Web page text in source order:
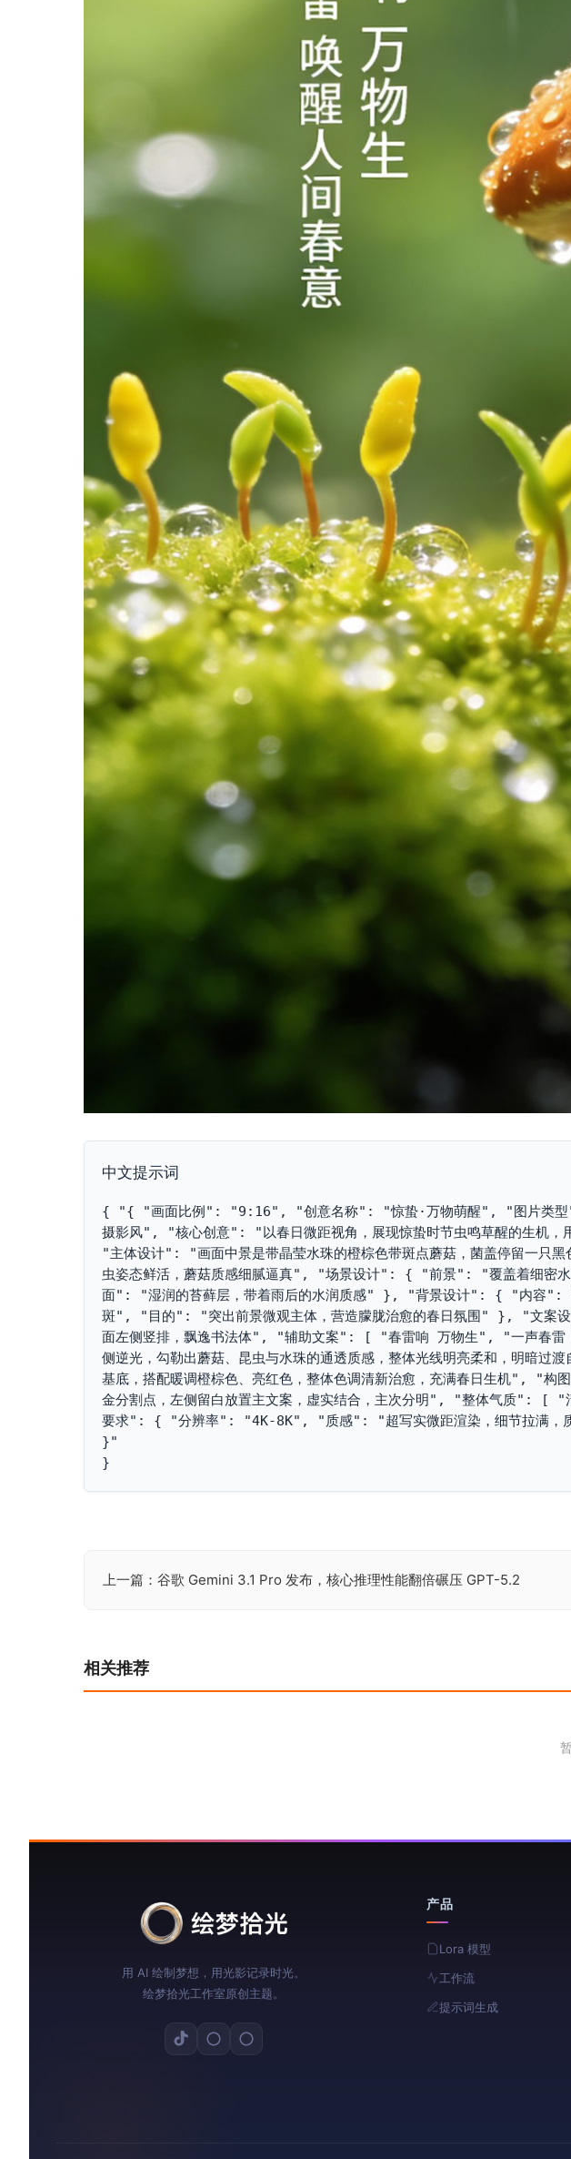
中文提示词
{ "{ "画面比例": "9:16", "创意名称": "惊蛰·万物萌醒", "图片类型
摄影风", "核心创意": "以春日微距视角，展现惊蛰时节虫鸣草醒的生机，
"主体设计": "画面中景是带晶莹水珠的橙棕色带斑点蘑菇，菌盖停留一只黑
虫姿态鲜活，蘑菇质感细腻逼真", "场景设计": { "前景": "覆盖着细密水
面": "湿润的苔藓层，带着雨后的水润质感" }, "背景设计": { "内容": "
斑", "目的": "突出前景微观主体，营造朦胧治愈的春日氛围" }, "
面左侧竖排，飘逸书法体", "辅助文案": [ "春雷响 万物生", "一声春
侧逆光，勾勒出蘑菇、昆虫与水珠的通透质感，整体光线明亮柔和，明暗
基底，搭配暖调橙棕色、亮红色，整体色调清新治愈，充满春日生机", "
金分割点，左侧留白放置主文案，虚实结合，主次分明", "整体气质
要求": { "分辨率": "4K-8K", "质感": "超写实微距渲染，细节拉满，
}"
}
文
航
上一篇：谷歌 Gemini 3.1 Pro 发布，核心推理性能翻倍碾压 GPT-5.2
相关推荐
用 AI 绘制梦想，用光影记录时光。
绘梦拾光工作室原创主题。
产品
Lora 模型
工作流
提示词生成